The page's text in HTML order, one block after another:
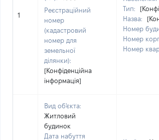
1
Реєстраційний
номер
(кадастровий
номер для
земельної
ділянки):
[Конфіденційна
інформація]
Тип:
Назва:
Номер
Номер
Номер
Вид об'єкта:
Житловий
будинок
Дата набуття